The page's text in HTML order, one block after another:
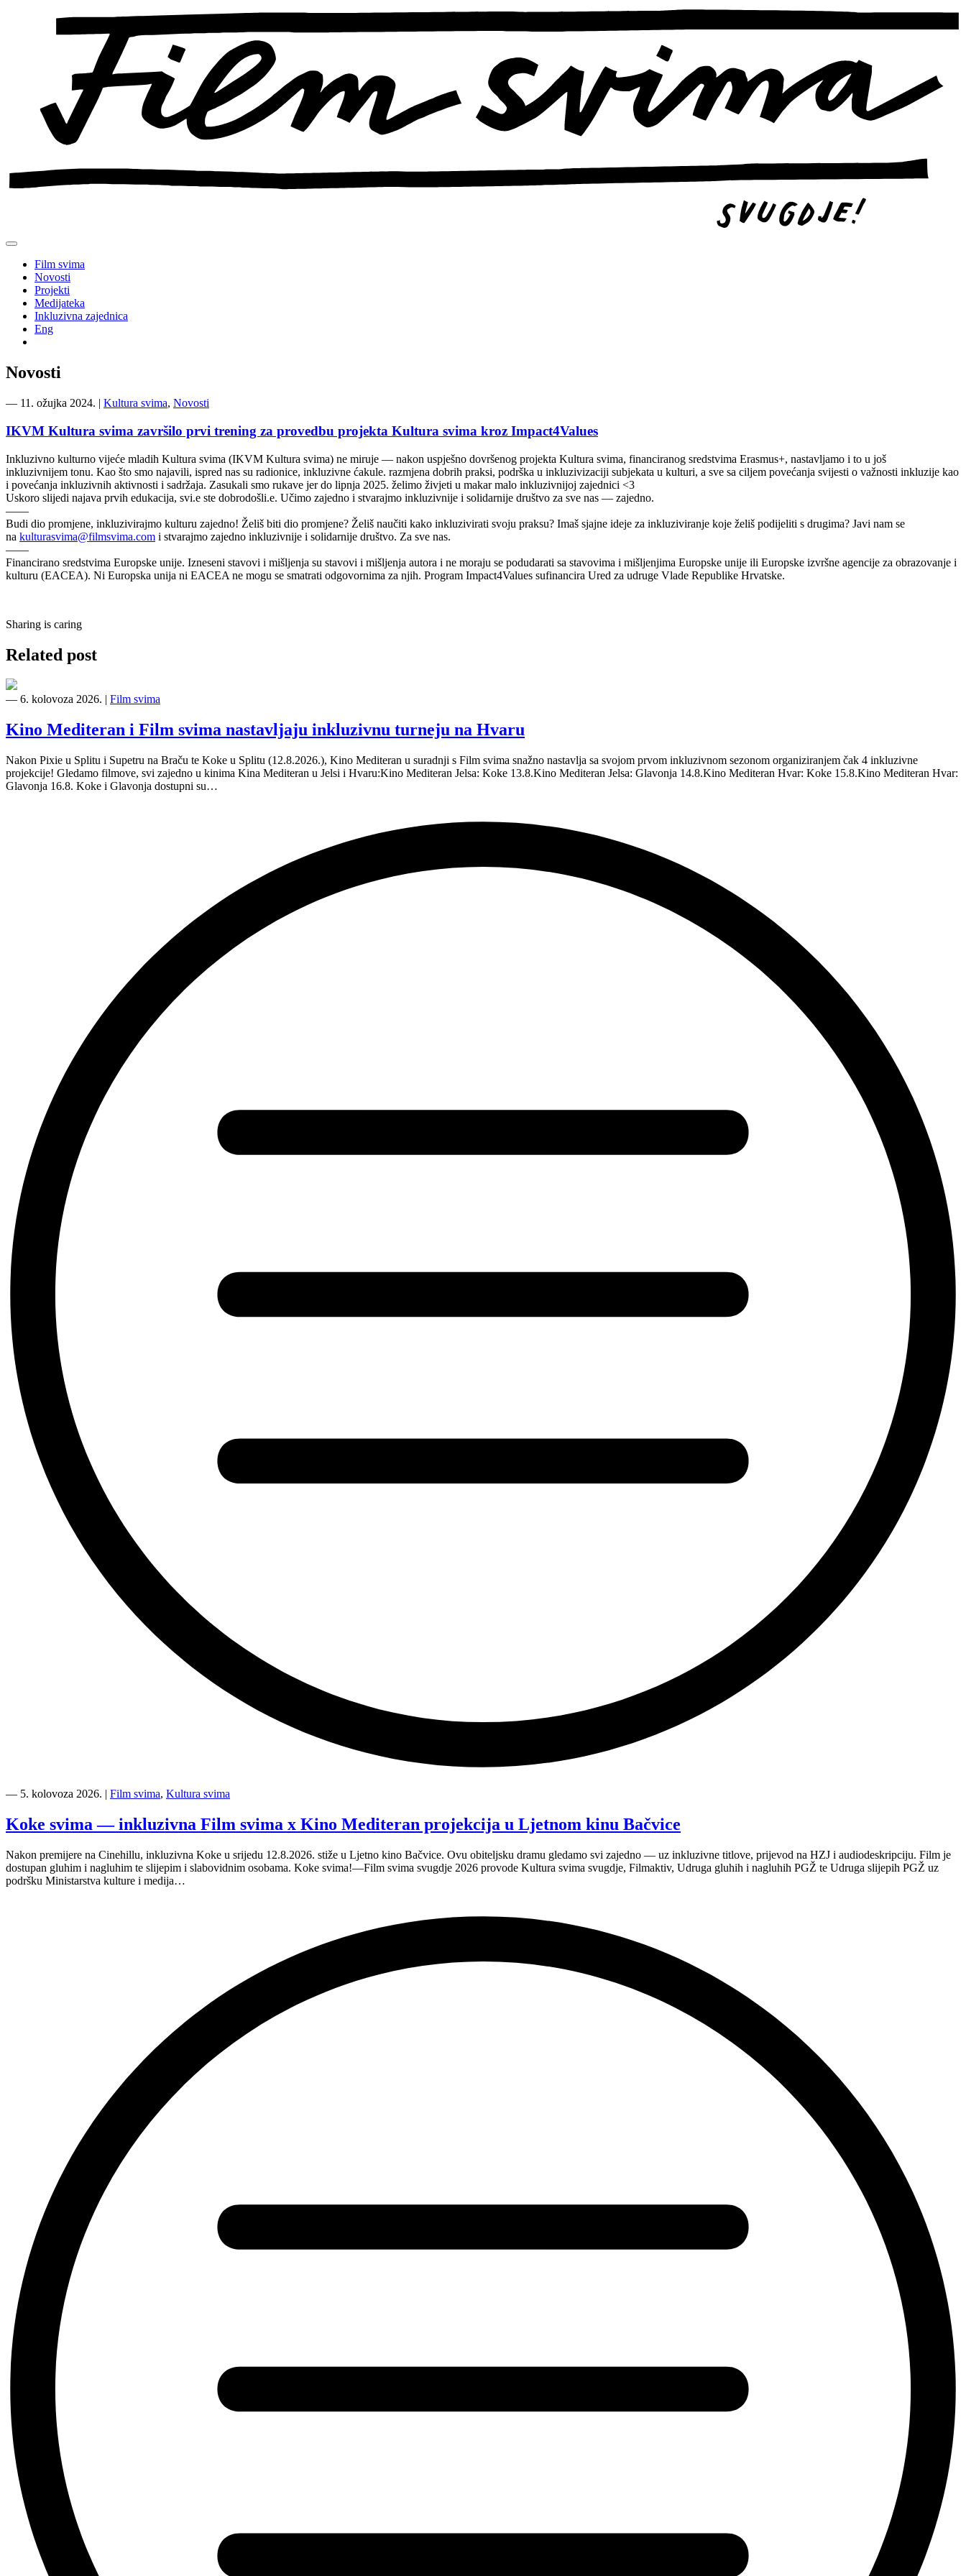
Film svima
Novosti
Projekti
Medijateka
Inkluzivna zajednica
Eng
Novosti
― 11. ožujka 2024. | Kultura svima, Novosti
IKVM Kultura svima završilo prvi trening za provedbu projekta Kultura svima kroz Impact4Values
Inkluzivno kulturno vijeće mladih Kultura svima (IKVM Kultura svima) ne miruje — nakon uspješno dovršenog projekta Kultura svima, financiranog sredstvima Erasmus+, nastavljamo i to u još
inkluzivnijem tonu. Kao što smo najavili, ispred nas su radionice, inkluzivne ćakule. razmjena dobrih praksi, podrška u inkluzivizaciji subjekata u kulturi, a sve sa ciljem povećanja svijesti o važnosti inkluzije kao
i povećanja inkluzivnih aktivnosti i sadržaja. Zasukali smo rukave jer do lipnja 2025. želimo živjeti u makar malo inkluzivnijoj zajednici <3
Uskoro slijedi najava prvih edukacija, svi.e ste dobrodošli.e. Učimo zajedno i stvarajmo inkluzivnije i solidarnije društvo za sve nas — zajedno.
——
Budi dio promjene, inkluzivirajmo kulturu zajedno! Želiš biti dio promjene? Želiš naučiti kako inkluzivirati svoju praksu? Imaš sjajne ideje za inkluziviranje koje želiš podijeliti s drugima? Javi nam se
na kulturasvima@filmsvima.com i stvarajmo zajedno inkluzivnije i solidarnije društvo. Za sve nas.
——
Financirano sredstvima Europske unije. Izneseni stavovi i mišljenja su stavovi i mišljenja autora i ne moraju se podudarati sa stavovima i mišljenjima Europske unije ili Europske izvršne agencije za obrazovanje i
kulturu (EACEA). Ni Europska unija ni EACEA ne mogu se smatrati odgovornima za njih. Program Impact4Values sufinancira Ured za udruge Vlade Republike Hrvatske.
Sharing is caring
Related post
― 6. kolovoza 2026. Film svima
Kino Mediteran i Film svima nastavljaju inkluzivnu turneju na Hvaru
Nakon Pixie u Splitu i Supetru na Braču te Koke u Splitu (12.8.2026.), Kino Mediteran u suradnji s Film svima snažno nastavlja sa svojom prvom inkluzivnom sezonom organiziranjem čak 4 inkluzivne
projekcije! Gledamo filmove, svi zajedno u kinima Kina Mediteran u Jelsi i Hvaru:Kino Mediteran Jelsa: Koke 13.8.Kino Mediteran Jelsa: Glavonja 14.8.Kino Mediteran Hvar: Koke 15.8.Kino Mediteran Hvar:
Glavonja 16.8. Koke i Glavonja dostupni su…
Mediteran
Film
svima
inkluzivnu
turneju
na
― 5. kolovoza 2026. | Film svima, Kultura svima
Koke svima — inkluzivna Film svima x Kino Mediteran projekcija u Ljetnom kinu Bačvice
Nakon premijere na Cinehillu, inkluzivna Koke u srijedu 12.8.2026. stiže u Ljetno kino Bačvice. Ovu obiteljsku dramu gledamo svi zajedno — uz inkluzivne titlove, prijevod na HZJ i audiodeskripciju. Film je
dostupan gluhim i nagluhim te slijepim i slabovidnim osobama. Koke svima!—Film svima svugdje 2026 provode Kultura svima svugdje, Filmaktiv, Udruga gluhih i nagluhih PGŽ te Udruga slijepih PGŽ uz
podršku Ministarstva kulture i medija…